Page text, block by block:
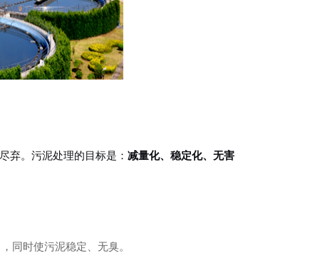
弃。污泥处理的目标是：减量化、稳定化、无害
同时使污泥稳定、无臭。